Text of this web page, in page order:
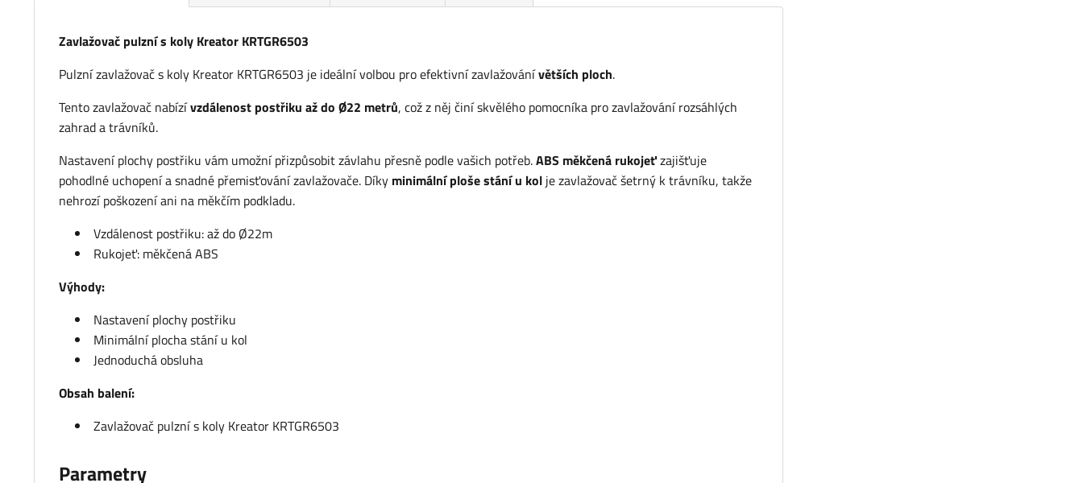
Zavlažovač pulzní s koly Kreator KRTGR6503
Pulzní zavlažovač s koly Kreator KRTGR6503 je ideální volbou pro efektivní zavlažovánívětších ploch.
Tento zavlažovač nabízívzdálenost postřiku až do Ø22 metrů, což z něj činí skvělého pomocníka pro zavlažování rozsáhlých
zahrad a trávníků.
Nastavení plochy postřiku vám umožní přizpůsobit závlahu přesně podle vašich potřeb.ABS měkčená rukojeťzajišťuje
pohodlné uchopení a snadné přemisťování zavlažovače. Díky minimální ploše stání u kol je zavlažovač šetrný k trávníku, takže
nehrozí poškození ani na měkčím podkladu.
Vzdálenost postřiku: až do Ø22m
Rukojeť: měkčená ABS
Výhody:
Nastavení plochy postřiku
Minimální plocha stání u kol
Jednoduchá obsluha
Obsah balení:
Zavlažovač pulzní s koly Kreator KRTGR6503
Parametry